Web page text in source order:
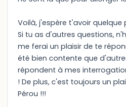
Voilà, j'espère t'avoir quelque
Si tu as d'autres questions,
me ferai un plaisir de te
été bien contente que
répondent à mes
! De plus, c'est toujours un
Pérou !!!